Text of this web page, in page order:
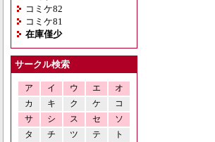
コミケ82
コミケ81
在庫僅少
サークル検索
ア イ ウ エ
オ
カ
キ ク ケ
コ
サ
シ ス セ
ソ
タ
チ ツ テ
ト